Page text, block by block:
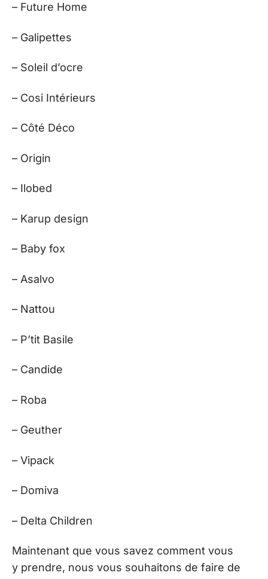
– Future Home
– Galipettes
– Soleil d’ocre
– Cosi Intérieurs
– Côté Déco
– Origin
– Ilobed
– Karup design
– Baby fox
– Asalvo
– Nattou
– P’tit Basile
– Candide
– Roba
– Geuther
– Vipack
– Domiva
– Delta Children
Maintenant que vous savez comment vous
y prendre, nous vous souhaitons de faire de